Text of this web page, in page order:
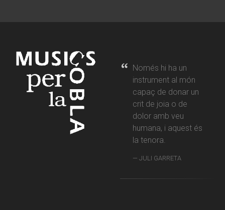
Només hi ha un
instrument al món
capaç de donar un
crit de joia o de
dolor amb veu
humana, i aquest és
la tenora.
JULI GARRETA